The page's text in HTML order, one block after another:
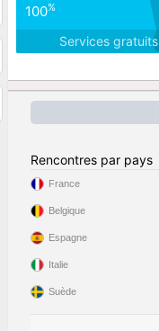
100%
Services gratuits
Rencontres par pays
France
Belgique
Espagne
Italie
Suède